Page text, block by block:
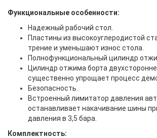
Функциональные особенности:
Надежный рабочий стол.
Пластины из высокоуглеродистой
трение и уменьшают износ стола.
Полнофункциональный цилиндр
Цилиндр отжима борта
существенно упрощает процесс
Безопасность.
Встроенный лимитатор давления
останавливает накачивание шины
давления в 3,5 бара.
Комплектность: